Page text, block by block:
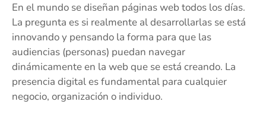
En el mundo se diseñan páginas web todos los días.
La pregunta es si realmente al desarrollarlas se está
innovando y pensando la forma para que las
audiencias (personas) puedan navegar
dinámicamente en la web que se está creando. La
presencia digital es fundamental para cualquier
negocio, organización o individuo.